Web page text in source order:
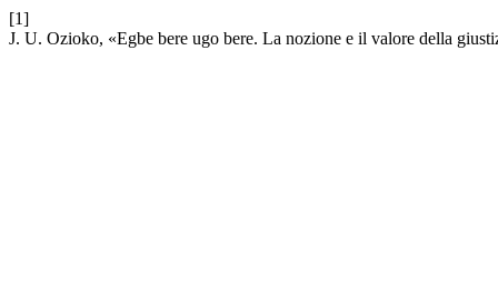
[1]
J. U. Ozioko, «Egbe bere ugo bere. La nozione e il valore della